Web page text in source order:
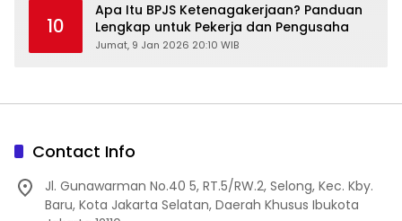
10
Apa Itu BPJS Ketenagakerjaan? Panduan
Lengkap untuk Pekerja dan Pengusaha
Jumat, 9 Jan 2026 20:10 WIB
Contact Info
Jl. Gunawarman No.40 5, RT.5/RW.2, Selong, Kec. Kby.
Baru, Kota Jakarta Selatan, Daerah Khusus Ibukota